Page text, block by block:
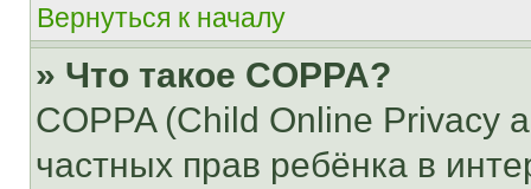
Вернуться к началу
» Что такое COPPA?
COPPA (Child Online Privacy
частных прав ребёнка в